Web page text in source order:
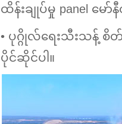
ထိန်းချုပ်မှု panel မေ
• ပုဂ္ဂိုလ်ရေးသီးသန့် စိ
ပိုင်ဆိုင်ပါ။